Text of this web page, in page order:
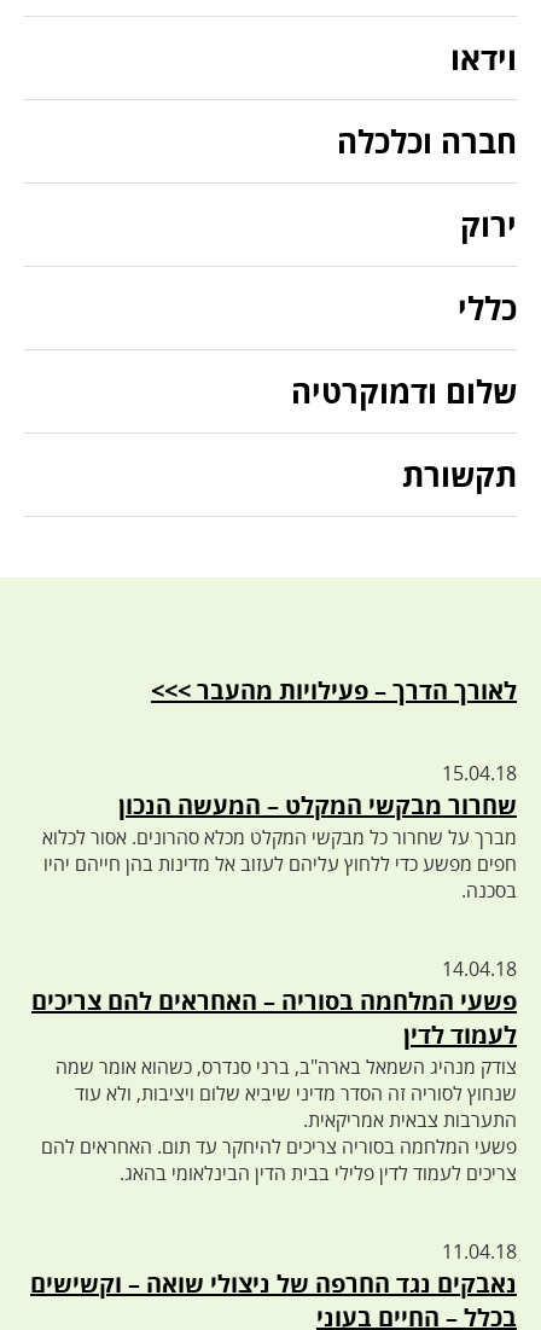
וידאו
חברה וכלכלה
ירוק
כללי
שלום ודמוקרטיה
תקשורת
לאורך הדרך – פעילויות מהעבר >>>
15.04.18
שחרור מבקשי המקלט – המעשה הנכון
מברך על שחרור כל מבקשי המקלט מכלא סהרונים. אסור לכלוא
חפים מפשע כדי ללחוץ עליהם לעזוב אל מדינות בהן חייהם יהיו
בסכנה.
14.04.18
פשעי המלחמה בסוריה – האחראים להם צריכים
לעמוד לדין
צודק מנהיג השמאל בארה"ב, ברני סנדרס, כשהוא אומר שמה
שנחוץ לסוריה זה הסדר מדיני שיביא שלום ויציבות, ולא עוד
התערבות צבאית אמריקאית.
פשעי המלחמה בסוריה צריכים להיחקר עד תום. האחראים להם
צריכים לעמוד לדין פלילי בבית הדין הבינלאומי בהאג.
11.04.18
נאבקים נגד החרפה של ניצולי שואה – וקשישים
בכלל – החיים בעוני